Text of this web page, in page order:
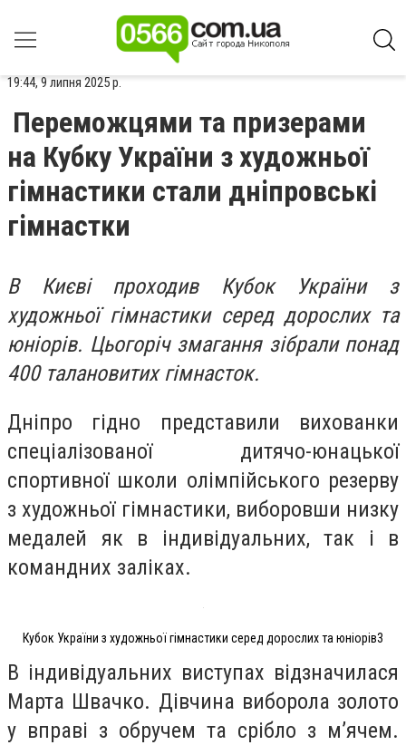
19:44, 9 липня 2025 р.
Переможцями та призерами
на Кубку України з художньої
гімнастики стали дніпровські
гімнастки
В Києві проходив Кубок України з
художньої гімнастики серед дорослих та
юніорів. Цьогоріч змагання зібрали понад
400 талановитих гімнасток.
Дніпро гідно представили вихованки
спеціалізованої дитячо-юнацької
спортивної школи олімпійського резерву
з художньої гімнастики, виборовши низку
медалей як в індивідуальних, так і в
командних заліках.
Кубок України з художньої гімнастики серед дорослих та юніорів3
В індивідуальних виступах відзначилася
Марта Швачко. Дівчина виборола золото
у вправі з обручем та срібло з м’ячем.